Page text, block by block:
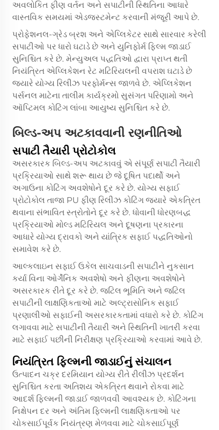
અવલોકિત ફીણ વર્તન અને સપાટીની સ્થિતિના આધારે
વાસ્તવિક સમયમાં એડજસ્ટમેન્ટ કરવાની મંજૂરી આપે છે.
પ્રોફેશનલ-ગ્રેડ બ્રશ અને એપ્લિકેટર સાથે સારવાર કરેલી
સપાટીઓ પર ધારો ઘટાડે છે અને યુનિફોર્મ ફિલ્મ જાડાઈ
સુનિશ્ચિત કરે છે. મેન્યુઅલ પદ્ધતિઓ દ્વારા પ્રાપ્ત થતી
નિયંત્રિત એપ્લિકેશન રેટ મટિરિયલની વપરાશ ઘટાડે છે
જ્યારે યોગ્ય રિલીઝ પરફોર્મન્સ જાળવે છે. એપ્લિકેશન
પર્સનલ માટેના તાલીમ કાર્યક્રમો સુસંગત પરિણામો અને
ઑપ્ટિમલ કોટિંગ લાંબા આયુષ્ય સુનિશ્ચિત કરે છે.
બિલ્ડ-અપ અટકાવવાની રણનીતિઓ
સપાટી તૈયારી પ્રોટોકોલ
અસરકારક બિલ્ડ-અપ અટકાવવું એ સંપૂર્ણ સપાટી તૈયારી
પ્રક્રિયાઓ સાથે શરૂ થાય છે જે દૂષિત પદાર્થો અને
અગાઉના કોટિંગ અવશેષોને દૂર કરે છે. યોગ્ય સફાઈ
પ્રોટોકોલ તાજા PU ફીણ રિલીઝ કોટિંગ જ્યારે એકત્રિત
થવાના સંભાવિત સ્ત્રોતોને દૂર કરે છે. ધોવાની ધોરણબદ્ધ
પ્રક્રિયાઓ મોલ્ડ મટિરિયલ અને દૂષણના પ્રકારના
આધારે યોગ્ય દ્રાવકો અને યાંત્રિક સફાઈ પદ્ધતિઓનો
સમાવેશ કરે છે.
આલ્કલાઇન સફાઈ ઉકેલ સાચવાડની સપાટીને નુકસાન
કર્યા વિના ઓર્ગેનિક અવશેષો અને ફીણના અવશેષોને
અસરકારક રીતે દૂર કરે છે. જટિલ ભૂમિતિ અને જટિલ
સપાટીની લાક્ષણિકતાઓ માટે અલ્ટ્રાસોનિક સફાઈ
પ્રણાલીઓ સફાઈની અસરકારકતામાં વધારો કરે છે. કોટિંગ
લગાવવા માટે સપાટીની તૈયારી અને સ્થિતિની ખાતરી કરવા
માટે સફાઈ પછીની નિરીક્ષણ પ્રક્રિયાઓ કરવામાં આવે છે.
નિયંત્રિત ફિલ્મની જાડાઈનું સંચાલન
ઉત્પાદન ચક્ર દરમિયાન યોગ્ય રીતે રીલીઝ પ્રદર્શન
સુનિશ્ચિત કરતા અતિશય એકત્રિત થવાને રોકવા માટે
આદર્શ ફિલ્મની જાડાઈ જાળવવી આવશ્યક છે. કોટિંગના
નિક્ષેપન દર અને અંતિમ ફિલ્મની લાક્ષણિકતાઓ પર
ચોકસાઈપૂર્વક નિયંત્રણ મેળવવા માટે ચોકસાઈપૂર્ણ